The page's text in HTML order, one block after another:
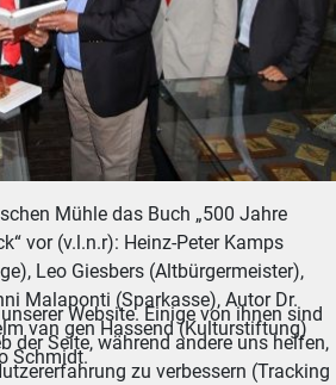
Mühle das Buch „500 Jahre
vor (v.l.n.r): Heinz-Peter Kamps
Leo Giesbers (Altbürgermeister),
Malaponti (Sparkasse), Autor Dr.
van gen Hassend (Kulturstiftung)
Schmidt.
Website. Einige von ihnen sind
der Seite, während andere uns helfen,
zu verbessern (Tracking